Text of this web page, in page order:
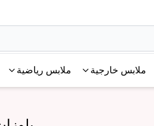
ملابس خارجية ملابس رياضية